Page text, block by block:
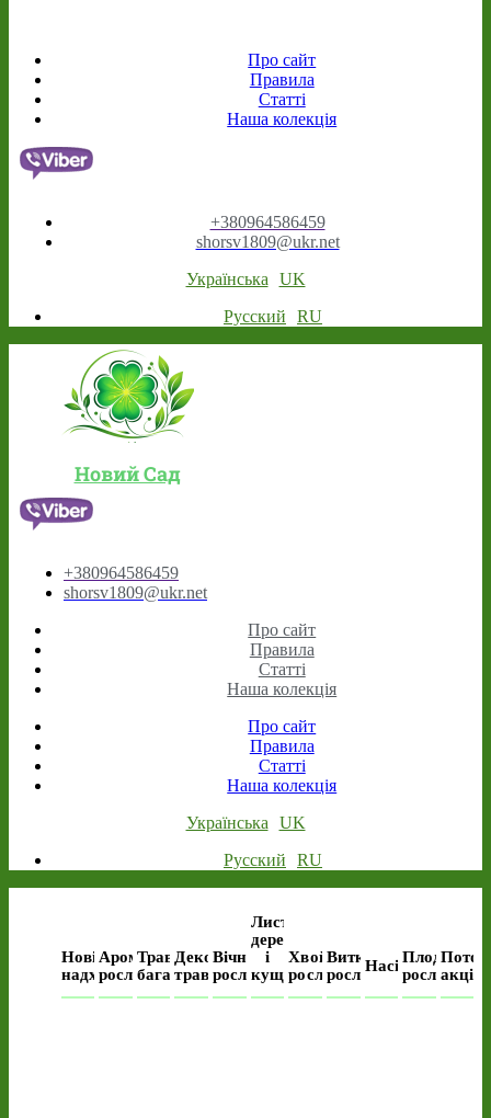
Про сайт
Правила
Статті
Наша колекція
+380964586459
shorsv1809@ukr.net
Українська
UK
Русский
RU
Новий Сад
+380964586459
shorsv1809@ukr.net
Про сайт
Правила
Статті
Наша колекція
Про сайт
Правила
Статті
Наша колекція
Українська
UK
Русский
RU
Нові
надходження
Ароматичні
рослини
Трав’янисті
багаторічні
Декоративні
трави
Вічнозелені
рослини
Листяні
дерева
і
кущі
Хвойні
рослини
Виткі
рослиниНасінняПлодові
рослини
акція